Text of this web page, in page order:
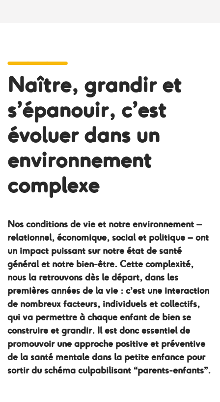
―――
Naître, grandir et
s’épanouir, c’est
évoluer dans un
environnement
complexe
Nos conditions de vie et notre environnement –
relationnel, économique, social et politique – ont
un impact puissant sur notre état de santé
général et notre bien-être. Cette complexité,
nous la retrouvons dès le départ, dans les
premières années de la vie : c’est une interaction
de nombreux facteurs, individuels et collectifs,
qui va permettre à chaque enfant de bien se
construire et grandir. Il est donc essentiel de
promouvoir une approche positive et préventive
de la santé mentale dans la petite enfance pour
sortir du schéma culpabilisant “parents-enfants”.